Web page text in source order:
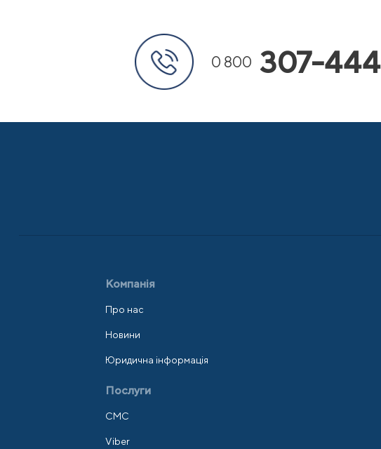
0 800 307-444
Компанія
Про нас
Новини
Юридична інформація
Послуги
СМС
Viber